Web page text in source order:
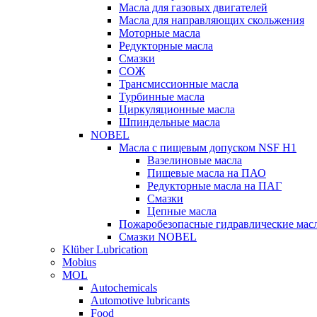
Масла для газовых двигателей
Масла для направляющих скольжения
Моторные масла
Редукторные масла
Смазки
СОЖ
Трансмиссионные масла
Турбинные масла
Циркуляционные масла
Шпиндельные масла
NOBEL
Масла с пищевым допуском NSF H1
Вазелиновые масла
Пищевые масла на ПАО
Редукторные масла на ПАГ
Смазки
Цепные масла
Пожаробезопасные гидравлические
Смазки NOBEL
Klüber Lubrication
Mobius
MOL
Autochemicals
Automotive lubricants
Food